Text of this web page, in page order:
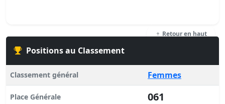
Retour en haut
Positions au Classement
Classement général Femmes
Place Générale 061